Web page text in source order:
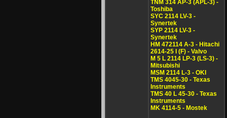
TNM 314 AP-3 (APL-3) -
Toshiba
SYC 2114 LV-3 -
Synertek
SYP 2114 LV-3 -
Synertek
HM 472114 A-3 - Hitachi
2614-25 I (F) - Valvo
M 5 L 2114 LP-3 (LS-3) -
Mitsubishi
MSM 2114 L-3 - OKI
TMS 4045-30 - Texas
Instruments
TMS 40 L 45-30 - Texas
Instruments
MK 4114-5 - Mostek